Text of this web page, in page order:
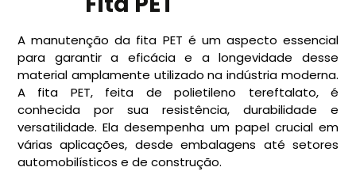
A manutenção da fita PET é um aspecto essencial
para garantir a eficácia e a longevidade desse
material amplamente utilizado na indústria moderna.
A fita PET, feita de polietileno tereftalato, é
conhecida por sua resistência, durabilidade e
versatilidade. Ela desempenha um papel crucial em
várias aplicações, desde embalagens até setores
automobilísticos e de construção.